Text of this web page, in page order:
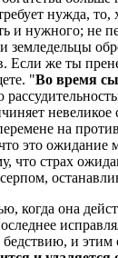
нужда, то,
и нужного; не
Если же ты
"Во время
на
это ожидание
что страх
когда она
и